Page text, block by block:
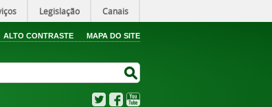
Legislação Canais
ALTO CONTRASTE MAPA DO SITE
TwitterFacebook